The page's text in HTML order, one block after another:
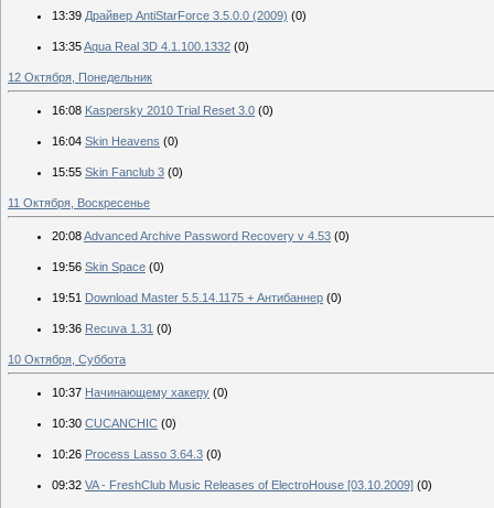
13:39 Драйвер AntiStarForce 3.5.0.0 (2009) (0)
13:35Aqua Real 3D 4.1.100.1332 (0)
12 Октября, Понедельник
16:08 Kaspersky 2010 Trial Reset 3.0 (0)
16:04 Skin Heavens (0)
15:55 Skin Fanclub 3 (0)
11 Октября, Воскресенье
20:08Advanced Archive Password Recovery v 4.53 (0)
19:56 Skin Space (0)
19:51 Download Master 5.5.14.1175 + Антибаннер (0)
19:36 Recuva 1.31 (0)
10 Октября, Суббота
10:37 Начинающему хакеру (0)
10:30 CUCANCHIC (0)
10:26 Process Lasso 3.64.3 (0)
09:32 VA - FreshClub Music Releases of ElectroHouse [03.10.2009] (0)